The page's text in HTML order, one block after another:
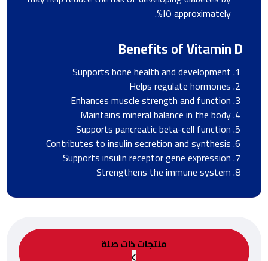
approximately ١٥%.
Benefits of Vitamin D
Supports bone health and development
Helps regulate hormones
Enhances muscle strength and function
Maintains mineral balance in the body
Supports pancreatic beta-cell function
Contributes to insulin secretion and synthesis
Supports insulin receptor gene expression
Strengthens the immune system
منتجات ذات صلة